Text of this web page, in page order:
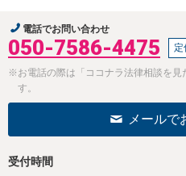
電話でお問い合わせ
050-7586-4475 定
※お電話の際は「ココナラ法律相談を
す。
メールで
受付時間